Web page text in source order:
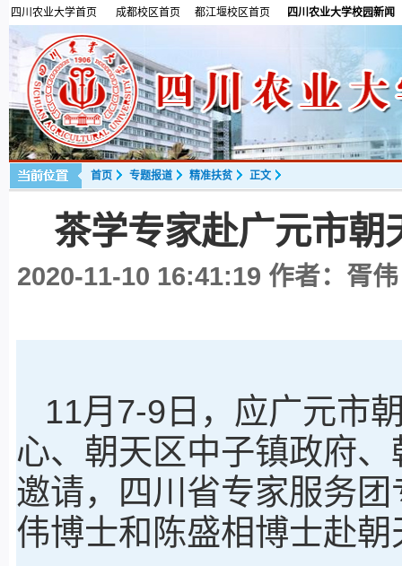
四川农业大学首页 成都校区首页 都江堰校区首页 四川农业大学校园新闻
首页 专题报道 精准扶贫 正文
茶学专家赴广元市朝
2020-11-10 16:41:19 作者：胥
11月7-9日，应广元市
心、朝天区中子镇政府
邀请，四川省专家服务
伟博士和陈盛相博士赴